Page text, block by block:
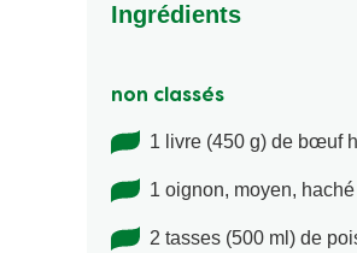
Ingrédients
non classés
1 livre (450 g) de bœuf
1 oignon, moyen, haché
2 tasses (500 ml) de